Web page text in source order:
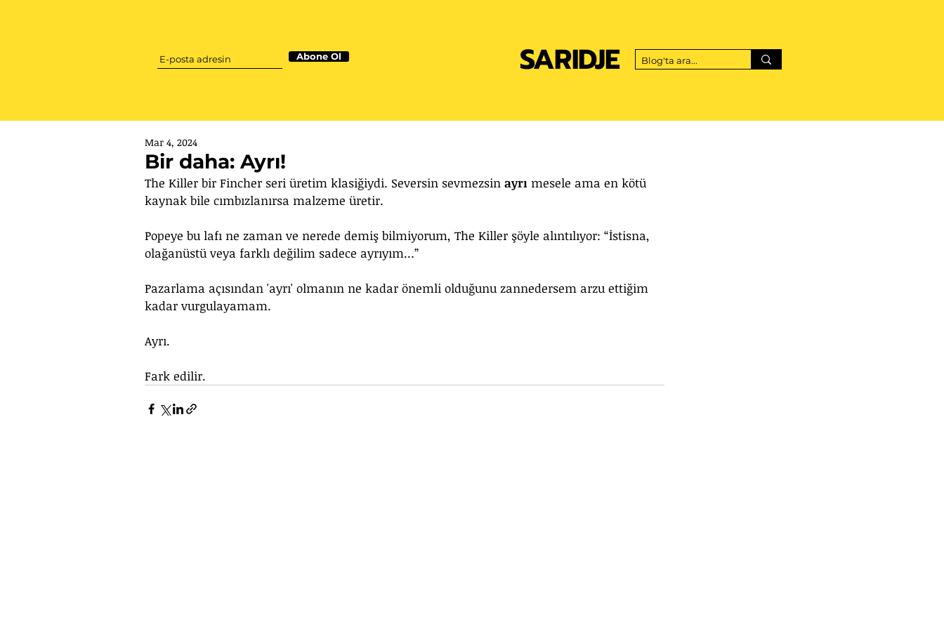
Abone Ol SARIDJE
Bir daha: Ayrı!
Mar 4, 2024
The Killer bir Fincher seri üretim klasiğiydi. Seversin sevmezsin ayrı mesele ama en kötü
kaynak bile cımbızlanırsa malzeme üretir.
Popeye bu lafı ne zaman ve nerede demiş bilmiyorum, The Killer şöyle alıntılıyor: “İstisna,
olağanüstü veya farklı değilim sadece ayrıyım…”
Pazarlama açısından 'ayrı' olmanın ne kadar önemli olduğunu zannedersem arzu ettiğim
kadar vurgulayamam.
Ayrı.
Fark edilir.